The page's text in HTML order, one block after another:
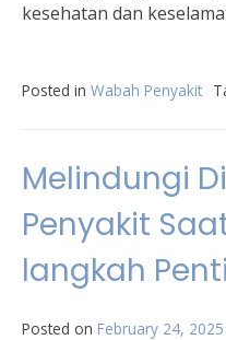
kesehatan dan
Posted in Wabah Penyakit
Melindungi
Penyakit
langkah
Posted on February 24, 2025